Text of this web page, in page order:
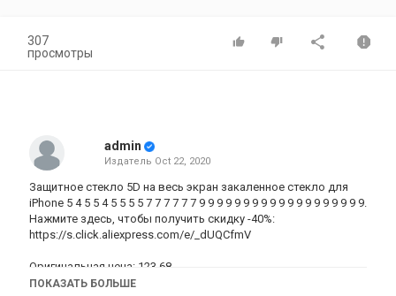
307
просмотры
admin
Издатель Oct 22, 2020
Защитное стекло 5D на весь экран закаленное стекло для
iPhone 5 4 5 5 4 5 5 5 5 7 7 7 7 7 7 9 9 9 9 9 9 9 9 9 9 9 9 9 9 9 9 9 9 9.
Нажмите здесь, чтобы получить скидку -40%:
https://s.click.aliexpress.com/e/_dUQCfmV
Оригинальная цена: 123.68
Цена продажи: 74.21
ПОКАЗАТЬ БОЛЬШЕ